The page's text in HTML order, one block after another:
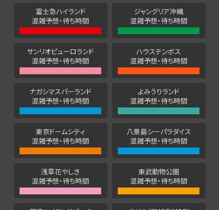
富士急ハイランド
混雑予想・待ち時間
ジャングリア沖縄
混雑予想・待ち時間
サンリオピューロランド
混雑予想・待ち時間
ハウステンボス
混雑予想・待ち時間
ナガシマスパーランド
混雑予想・待ち時間
よみうりランド
混雑予想・待ち時間
東京ドームシティ
混雑予想・待ち時間
八景島シーパラダイス
混雑予想・待ち時間
浅草花やしき
混雑予想・待ち時間
東武動物公園
混雑予想・待ち時間